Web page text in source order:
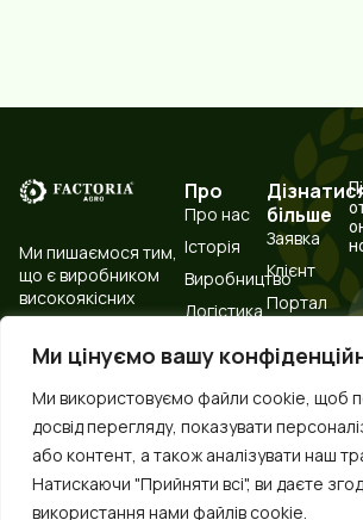
Ми цінуємо вашу
Ми використовуємо файли cookie, щоб
досвід перегляду, показувати
або контент, а також аналізувати наш
Натискаючи "Прийняти всі", ви даєте
використання нами файлів cookie.
Ми пишаємося тим,
що є виробником
високоякісних
харчових
інгредієнтів і
надійним
партнером.
Про
Про нас
Історія
Виробництво
Логістика
Випробувальна
лабораторія
Зберігання
сировини
обробка
парою
більше
Заявка
Клієнт
Портал
ресурсів